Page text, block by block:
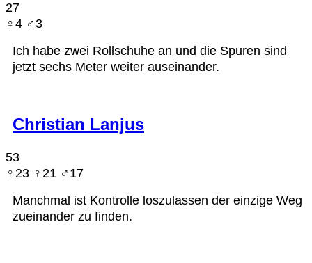
27
♀︎4 ♂︎3
Ich habe zwei Rollschuhe an und die Spuren sind
jetzt sechs Meter weiter auseinander.
Christian Lanjus
53
♀︎23 ♀︎21 ♂︎17
Manchmal ist Kontrolle loszulassen der einzige Weg
zueinander zu finden.